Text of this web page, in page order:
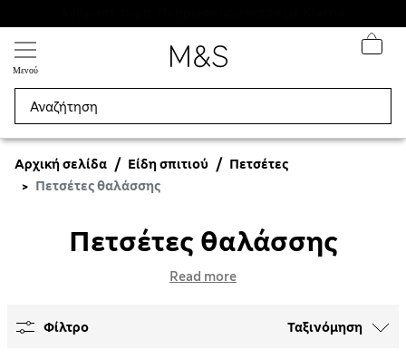
Μενού
Αρχική σελίδα Είδη σπιτιού
Πετσέτες
Πετσέτες θαλάσσης
Πετσέτες θαλάσσης
Read more
Φίλτρο Ταξινόμηση